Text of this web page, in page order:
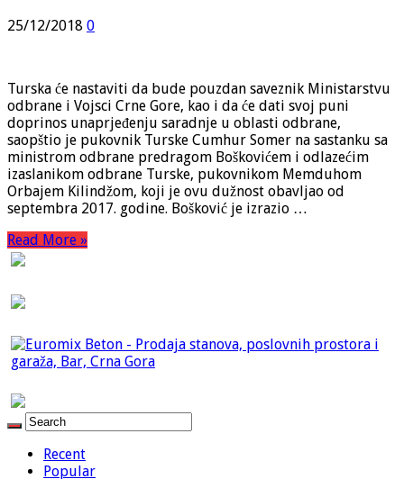
25/12/2018 0
Turska će nastaviti da bude pouzdan saveznik Ministarstvu
odbrane i Vojsci Crne Gore, kao i da će dati svoj puni
doprinos unaprjeđenju saradnje u oblasti odbrane,
saopštio je pukovnik Turske Cumhur Somer na sastanku sa
ministrom odbrane predragom Boškovićem i odlazećim
izaslanikom odbrane Turske, pukovnikom Memduhom
Orbajem Kilindžom, koji je ovu dužnost obavljao od
septembra 2017. godine. Bošković je izrazio …
Read More »
Recent
Popular